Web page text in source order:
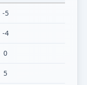
-5
-4
0
5